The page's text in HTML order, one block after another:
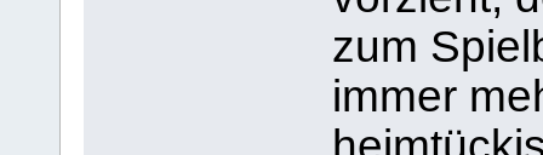
zum
immer